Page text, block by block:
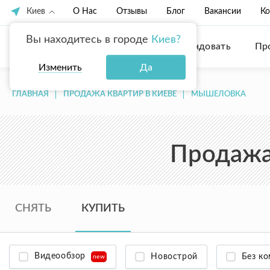
Киев
Вы находитесь в городе Киев?
Изменить Да
О Нас Отзывы Блог Вакансии
Купить Арендовать
ГЛАВНАЯ ПРОДАЖА КВАРТИР В КИЕВЕ МЫШЕЛОВКА
СНЯТЬ КУПИТЬ
Видеообзор new Новострой Без